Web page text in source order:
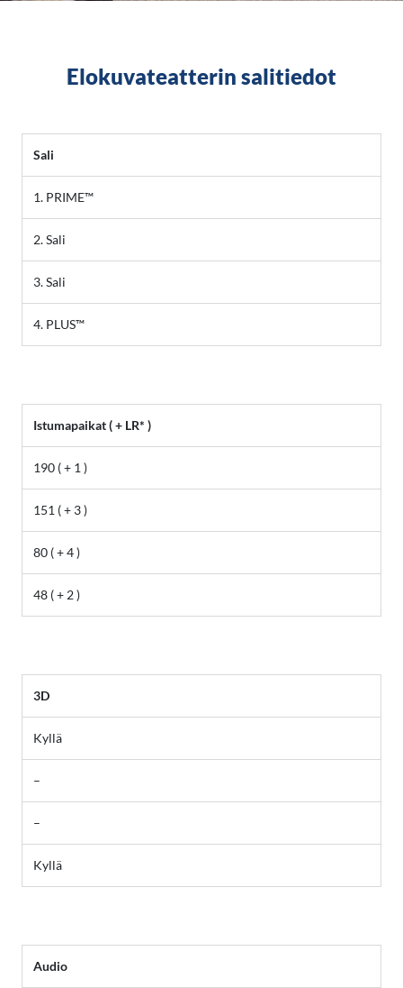
Elokuvateatterin salitiedot
Sali
1. PRIME™
2. Sali
3. Sali
4. PLUS™
Istumapaikat ( + LR* )
190 ( + 1 )
151 ( + 3 )
80 ( + 4 )
48 ( + 2 )
3D
Kyllä
–
–
Kyllä
Audio